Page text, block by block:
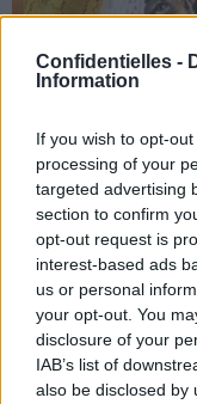
Confidentielles -
Information
If you wish to opt-
processing of your
targeted advertising
section to confirm
opt-out request is
interest-based ads
us or personal
your opt-out. You
disclosure of your
IAB’s list of
also be disclosed by
[SAUT_PAGE]